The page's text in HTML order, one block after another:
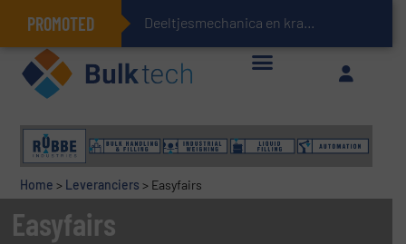
PROMOTED Deeltjesmechanica en krachtnetwerken in stortgoederen
Geïntegreerde doserings- en weegsystemen: Efficiëntie, kwaliteit en duurzaamheid in één oogopslag
Home > Leveranciers > Easyfairs
Easyfairs